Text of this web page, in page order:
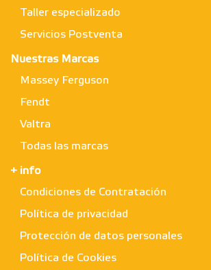
Taller especializado
Servicios Postventa
Nuestras Marcas
Massey Ferguson
Fendt
Valtra
Todas las marcas
+ info
Condiciones de Contratación
Política de privacidad
Protección de datos personales
Política de Cookies